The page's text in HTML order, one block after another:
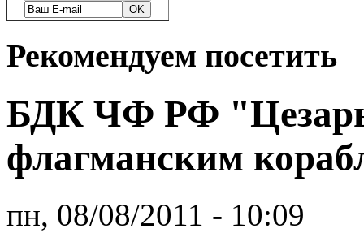
Рекомендуем посетить
БДК ЧФ РФ "Цезарь
флагманским
пн, 08/08/2011 - 10:09